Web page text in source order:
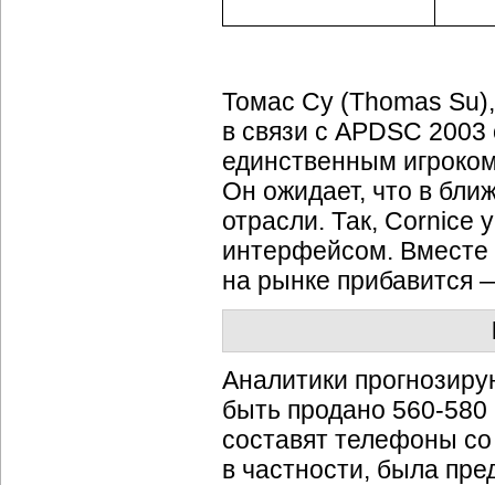
Томас Су (Thomas
в связи с APDSC
единственным
Он ожидает, что в
отрасли. Так, Cornice
интерфейсом. Вместе
на рынке прибавится
Аналитики
быть продано 560-
составят телефоны
в частности, была